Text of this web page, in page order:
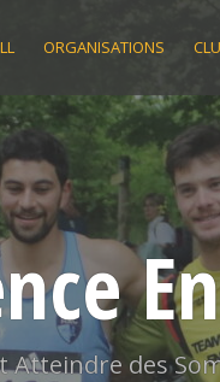
ORGANISATIONS
Atteindre des